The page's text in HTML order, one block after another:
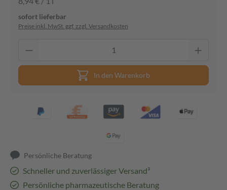
sofort lieferbar
Preise inkl. MwSt. ggf. zzgl. Versandkosten
In den Warenkorb
Persönliche Beratung
Schneller und zuverlässiger Versand³
Persönliche pharmazeutische Beratung